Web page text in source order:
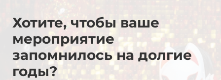
Хотите, чтобы вашe
мероприятие
запомнилось на долгие
годы?